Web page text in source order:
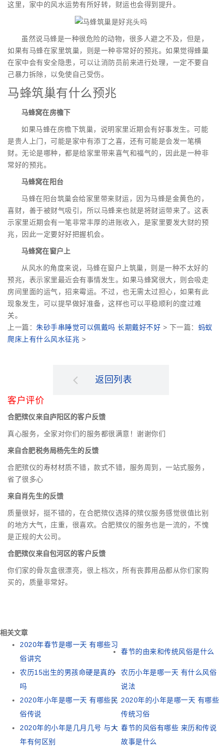
这里，家中的风水运势有所好转，财运也会得到提升。
虽然说马蜂是一种很危险的动物，很多人避之不及，但是，
如果有马蜂在家里筑巢，则是一种非常好的预兆。如果觉得蜂巢
在家中会有安全隐患，可以让消防员前来进行处理，一定不要自
己暴力拆除，以免使自己受伤。
马蜂筑巢有什么预兆
马蜂窝在房檐下
如果马蜂在房檐下筑巢，说明家里近期会有好事发生。可能
是贵人上门，可能是家中有添丁之喜，还有可能是会发一笔横
财。无论是哪种，都是给家里带来喜气和福气的，因此是一种非
常好的预兆。
马蜂窝在阳台
马蜂在阳台筑巢会给家里带来财运，因为马蜂是金黄色的，
喜财，善于被财气吸引，所以马蜂来也就是将财运带来了。这表
示家里近期会有一笔非常丰厚的进账收入，是家里要发大财的预
兆，因此一定要好好把握机会。
马蜂窝在窗户上
从风水的角度来说，马蜂在窗户上筑巢，则是一种不太好的
预兆，表示家里最近会有事情发生。如果马蜂窝很大，则会吸走
房间里面的运气，招来霉运。不过，也无需太过担心，如果有此
现象发生，可以提早做好准备，这样也可以平稳顺利的度过难
关。
上一篇： 朱砂手串睡觉可以佩戴吗 长期戴好不好 > 下一篇： 蚂蚁
爬床上有什么风水征兆 >
返回列表
客户评价
合肥殡仪来自庐阳区的客户反馈
真心服务，全家对你们的服务都很满意！谢谢你们
来自合肥税务局杨先生的反馈
合肥殡仪的寿材材质不错，款式不错，服务周到，一站式服务，
省了很多心
来自肖先生的反馈
质量很好，挺不错的，在合肥殡仪选择的殡仪服务感觉很值比别
的地方大气，庄重，很喜欢。合肥殡仪的服务也是一流的，不愧
是正规的大公司。
合肥殡仪来自包河区的客户反馈
你们家的骨灰盒很漂亮，很上档次，所有丧葬用品都从你们家购
买的，质量非常好。
相关文章
2020年春节是哪一天 有哪些习
俗讲究
春节的由来和传统风俗是什么
农历15出生的男孩命硬是真的
吗
农历小年是哪一天 有什么风俗
说法
2020年小年是哪一天 有哪些民
俗传说
2020年的小年是哪一天 有哪些
传统习俗
2020年的小年是几月几号 与大
年有何区别
春节的风俗有哪些 来历和传说
故事是什么